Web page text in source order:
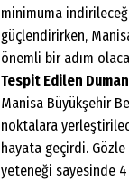
minimuma
güçlendirirken,
önemli bir adım
Tespit Edilen
Manisa Büyükşehir
noktalara
hayata geçirdi. Gözle
yeteneği sayesinde